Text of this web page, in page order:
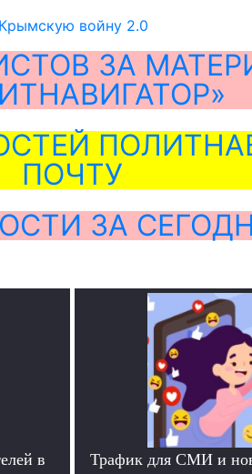
войну 2.0
ЗА
ПОЧТУ
ЗА
в
Трафик для СМИ и